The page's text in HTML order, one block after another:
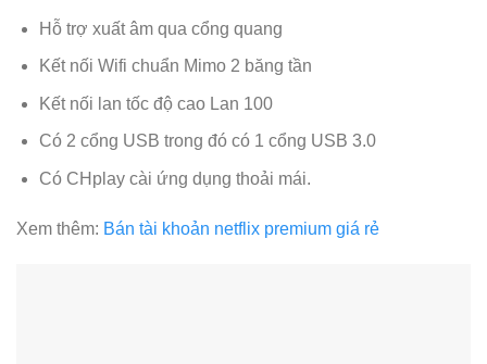
Hỗ trợ xuất âm qua cổng quang
Kết nối Wifi chuẩn Mimo 2 băng tần
Kết nối lan tốc độ cao Lan 100
Có 2 cổng USB trong đó có 1 cổng USB 3.0
Có CHplay cài ứng dụng thoải mái.
Xem thêm: Bán tài khoản netflix premium giá rẻ